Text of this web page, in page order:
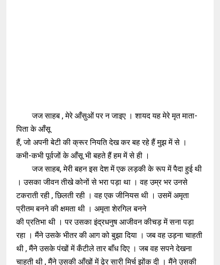
जज साहब , मेरे आँसुओं पर न जाइए । शायद यह मेरे मृत माता-
पिता के आँसू
हैं, जो अपनी बेटी की क्रूर नियति देख कर बह रहे हैं मुझ में से ।
कभी-कभी पूर्वजों के आँसू भी बहते हैं हम में से ही ।
जज साहब, मेरी बहन इस देश में एक लड़की के रूप में पैदा हुई थी
। उसका जीवन तीखे कोनों से भरा पड़ा था । वह उम्र भर उनसे
टकराती रही , छिलती रही । वह एक जीनियस थी । उसमें अमृता
प्रीतम बनने की क्षमता थी । अमृता शेरगिल बनने
की प्रतिभा थी । पर उसका इंद्रधनुष आजीवन कीचड़ में सना पड़ा
रहा । मैंने उसके भीतर की आग को बुझा दिया । जब वह उड़ना चाहती
थी , मैंने उसके पंखों में कँटीले तार बाँध दिए । जब वह सपने देखना
चाहती थी , मैंने उसकी आँखों में ढेर सारी मिर्च झोंक दी । मैंने उसकी